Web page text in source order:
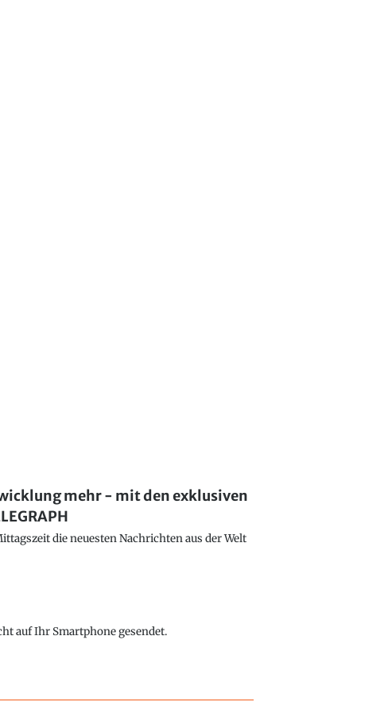
mehr - mit den exklusiven
die neuesten Nachrichten aus der Welt
auf Ihr Smartphone gesendet.